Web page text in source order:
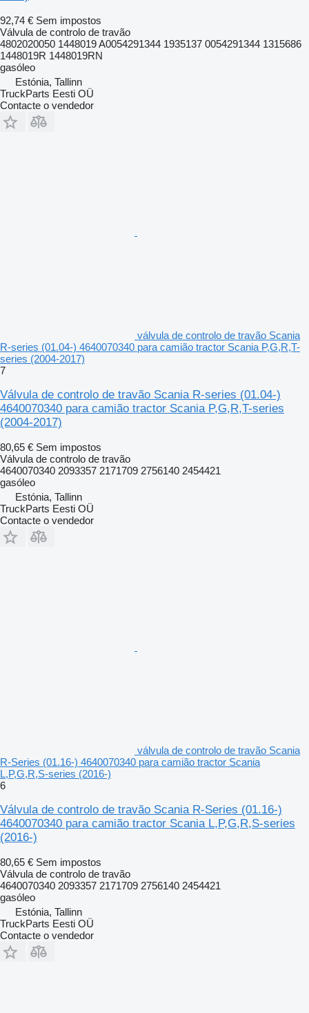
92,74 € Sem impostos
Válvula de controlo de travão
4802020050 1448019 A0054291344 1935137 0054291344 1315686
1448019R 1448019RN
gasóleo
Estónia, Tallinn
TruckParts Eesti OÜ
Contacte o vendedor
válvula de controlo de travão Scania
R-series (01.04-) 4640070340 para camião tractor Scania P,G,R,T-
series (2004-2017)
7
Válvula de controlo de travão Scania R-series (01.04-)
4640070340 para camião tractor Scania P,G,R,T-series
(2004-2017)
80,65 € Sem impostos
Válvula de controlo de travão
4640070340 2093357 2171709 2756140 2454421
gasóleo
Estónia, Tallinn
TruckParts Eesti OÜ
Contacte o vendedor
válvula de controlo de travão Scania
R-Series (01.16-) 4640070340 para camião tractor Scania
L,P,G,R,S-series (2016-)
6
Válvula de controlo de travão Scania R-Series (01.16-)
4640070340 para camião tractor Scania L,P,G,R,S-series
(2016-)
80,65 € Sem impostos
Válvula de controlo de travão
4640070340 2093357 2171709 2756140 2454421
gasóleo
Estónia, Tallinn
TruckParts Eesti OÜ
Contacte o vendedor